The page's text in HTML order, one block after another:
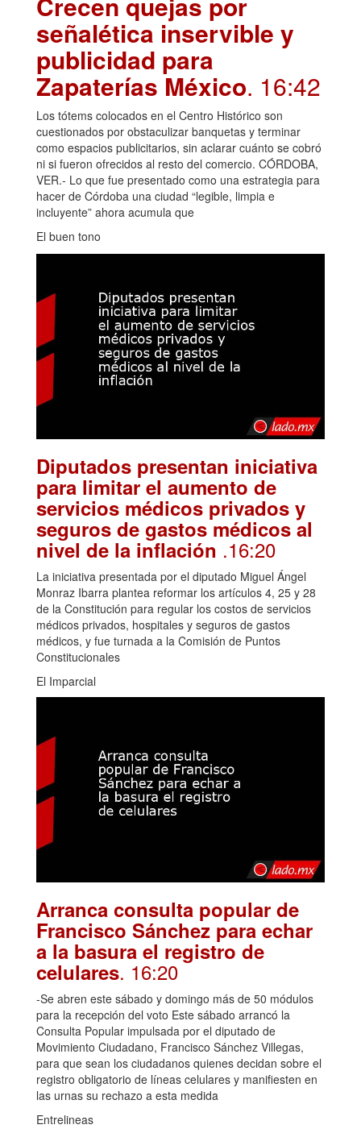
señalética inservible y
publicidad para
Zapaterías México. 16:42
Los tótems colocados en el Centro Histórico son
cuestionados por obstaculizar banquetas y terminar
como espacios publicitarios, sin aclarar cuánto se cobró
ni si fueron ofrecidos al resto del comercio. CÓRDOBA,
VER.- Lo que fue presentado como una estrategia para
hacer de Córdoba una ciudad “legible, limpia e
incluyente” ahora acumula que
El buen tono
Diputados presentan iniciativa
para limitar el aumento de
servicios médicos privados y
seguros de gastos médicos al
nivel de la inflación .16:20
La iniciativa presentada por el diputado Miguel Ángel
Monraz Ibarra plantea reformar los artículos 4, 25 y 28
de la Constitución para regular los costos de servicios
médicos privados, hospitales y seguros de gastos
médicos, y fue turnada a la Comisión de Puntos
Constitucionales
El Imparcial
Arranca consulta popular de
Francisco Sánchez para echar
a la basura el registro de
celulares. 16:20
-Se abren este sábado y domingo más de 50 módulos
para la recepción del voto Este sábado arrancó la
Consulta Popular impulsada por el diputado de
Movimiento Ciudadano, Francisco Sánchez Villegas,
para que sean los ciudadanos quienes decidan sobre el
registro obligatorio de líneas celulares y manifiesten en
las urnas su rechazo a esta medida
Entrelineas